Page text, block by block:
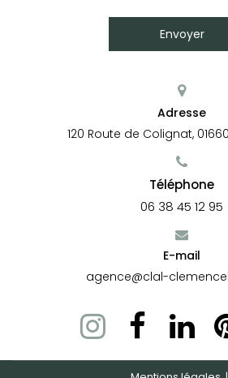
Adresse
120 Route de Colignat, 01660
Téléphone
06 38 45 12 95
E-mail
agence@clal-